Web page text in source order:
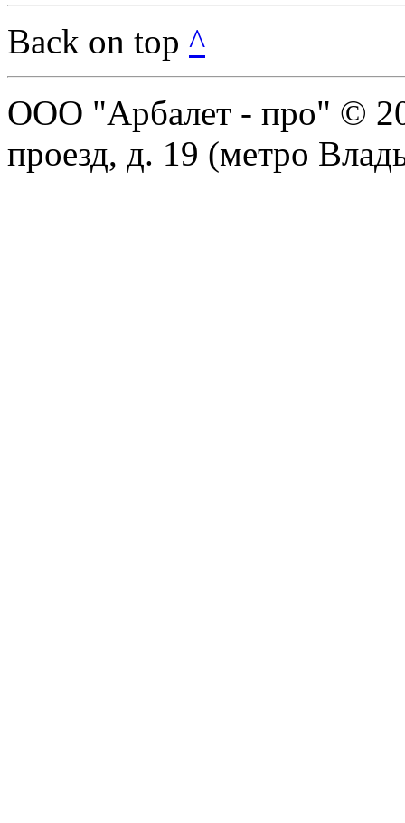
Back on top ^
ООО "Арбалет - про" ©
проезд, д. 19 (метро